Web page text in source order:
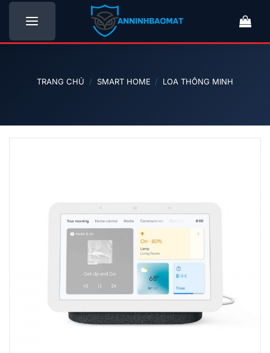
Bỏ
nội
TRANG CHỦ / SMART HOME / LOA THÔNG MINH